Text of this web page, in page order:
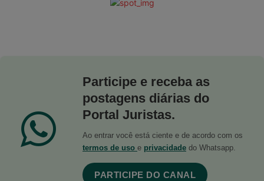
Participe e receba as
postagens diárias do
Portal Juristas.
Ao entrar você está ciente e de acordo com os
termos de uso e privacidade do Whatsapp.
PARTICIPE DO CANAL